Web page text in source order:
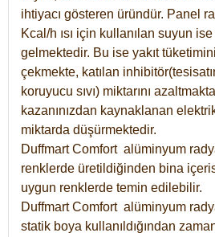
ihtiyacı gösteren üründür. Panel
Kcal/h ısı için kullanılan suyun ise
gelmektedir. Bu ise yakıt
çekmekte, katılan
koruyucu sıvı) miktarını
kazanınızdan kaynaklanan
miktarda düşürmektedir.
Duffmart Comfort alüminyum
renklerde üretildiğinden bina
uygun renklerde temin edilebilir.
DuffmartComfort alüminyum
statik boya kullanıldığından